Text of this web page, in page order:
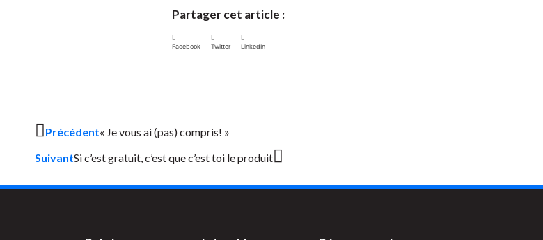
Partager cet article :
Facebook Twitter LinkedIn
Précédent« Je vous ai (pas) compris! »
SuivantSi c’est gratuit, c’est que c’est toi le produit